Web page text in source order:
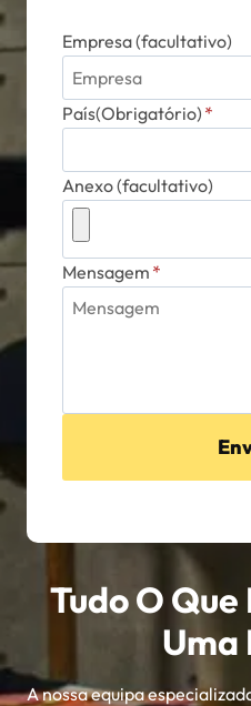
Empresa (facultativo)
País(Obrigatório) *
Anexo (facultativo)
Mensagem *
Tudo O
Uma
A nossa equipa